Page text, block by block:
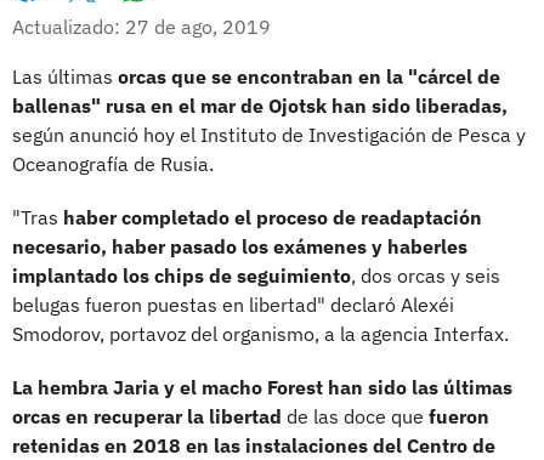
Facebook
X
Actualizado: 27 de ago, 2019
Las últimas orcas que se encontraban en la "cárcel de
ballenas" rusa en el mar de Ojotsk han sido liberadas,
según anunció hoy el Instituto de Investigación de Pesca y
Oceanografía de Rusia.
"Tras haber completado el proceso de readaptación
necesario, haber pasado los exámenes y haberles
implantado los chips de seguimiento, dos orcas y seis
belugas fueron puestas en libertad" declaró Alexéi
Smodorov, portavoz del organismo, a la agencia Interfax.
La hembra Jaria y el macho Forest han sido las últimas
orcas en recuperar la libertad de las doce que fueron
retenidas en 2018 en las instalaciones del Centro de